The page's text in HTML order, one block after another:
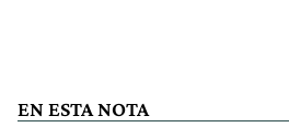
EN ESTA NOTA